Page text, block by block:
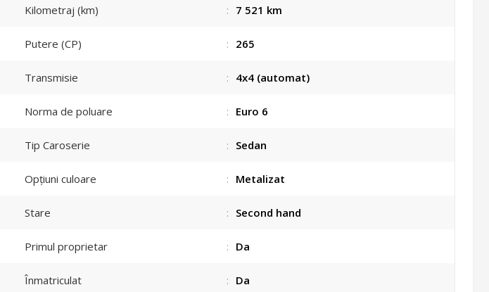
Kilometraj (km) : 7 521 km
Putere (CP) : 265
Transmisie : 4x4 (automat)
Norma de poluare : Euro 6
Tip Caroserie : Sedan
Opțiuni culoare : Metalizat
Stare : Second hand
Primul proprietar : Da
Înmatriculat : Da